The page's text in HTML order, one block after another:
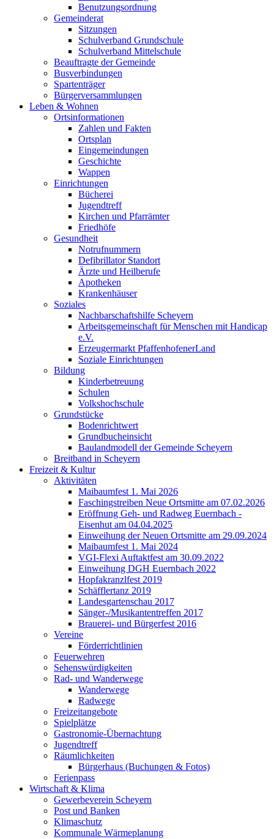
Benutzungsordnung
Gemeinderat
Sitzungen
Schulverband Grundschule
Schulverband Mittelschule
Beauftragte der Gemeinde
Busverbindungen
Spartenträger
Bürgerversammlungen
Leben & Wohnen
Ortsinformationen
Zahlen und Fakten
Ortsplan
Eingemeindungen
Geschichte
Wappen
Einrichtungen
Bücherei
Jugendtreff
Kirchen und Pfarrämter
Friedhöfe
Gesundheit
Notrufnummern
Defibrillator Standort
Ärzte und Heilberufe
Apotheken
Krankenhäuser
Soziales
Nachbarschaftshilfe Scheyern
Arbeitsgemeinschaft für Menschen mit Handicap
e.V.
Erzeugermarkt PfaffenhofenerLand
Soziale Einrichtungen
Bildung
Kinderbetreuung
Schulen
Volkshochschule
Grundstücke
Bodenrichtwert
Grundbucheinsicht
Baulandmodell der Gemeinde Scheyern
Breitband in Scheyern
Freizeit & Kultur
Aktivitäten
Maibaumfest 1. Mai 2026
Faschingstreiben Neue Ortsmitte am 07.02.2026
Eröffnung Geh- und Radweg Euernbach -
Eisenhut am 04.04.2025
Einweihung der Neuen Ortsmitte am 29.09.2024
Maibaumfest 1. Mai 2024
VGI-Flexi Auftaktfest am 30.09.2022
Einweihung DGH Euernbach 2022
Hopfakranzlfest 2019
Schäfflertanz 2019
Landesgartenschau 2017
Sänger-/Musikantentreffen 2017
Brauerei- und Bürgerfest 2016
Vereine
Förderrichtlinien
Feuerwehren
Sehenswürdigkeiten
Rad- und Wanderwege
Wanderwege
Radwege
Freizeitangebote
Spielplätze
Gastronomie-Übernachtung
Jugendtreff
Räumlichkeiten
Bürgerhaus (Buchungen & Fotos)
Ferienpass
Wirtschaft & Klima
Gewerbeverein Scheyern
Post und Banken
Klimaschutz
Kommunale Wärmeplanung